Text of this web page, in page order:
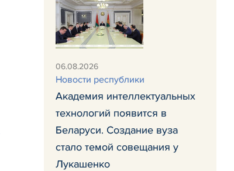
06.08.2026
Новости республики
Академия интеллектуальных
технологий появится в
Беларуси. Создание вуза
стало темой совещания у
Лукашенко